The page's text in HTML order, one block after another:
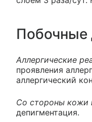
Побочные
Аллергические
проявления
аллергический
Со стороны кожи
депигментация.